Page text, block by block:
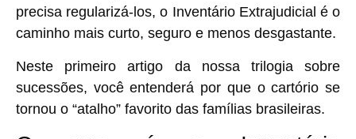
precisa regularizá-los, o Inventário Extrajudicial é o
caminho mais curto, seguro e menos desgastante.
Neste primeiro artigo da nossa trilogia sobre
sucessões, você entenderá por que o cartório se
tornou o “atalho” favorito das famílias brasileiras.